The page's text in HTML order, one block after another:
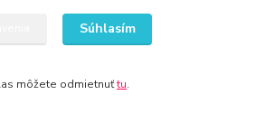
obrovský výber na auto-techna.sk je
ponúk na kryty okien, ktoré
U nás nájdete poťahy s rozprávkovými
poťahy, poťahy na čelné sklo,
Súhlasím
môžete odmietnuťtu.